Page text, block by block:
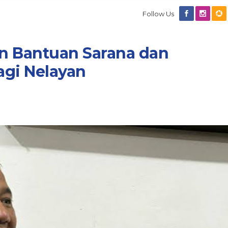
Follow Us
Bantuan Sarana dan
Nelayan
Diduga Anak Anggota DPRD
Ekonomi Tidak Mampu?